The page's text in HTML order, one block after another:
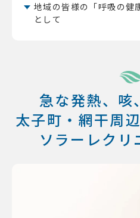
地域の皆様の「呼吸の健
として
急な発熱、
太子町・網干周
ソラーレクリ